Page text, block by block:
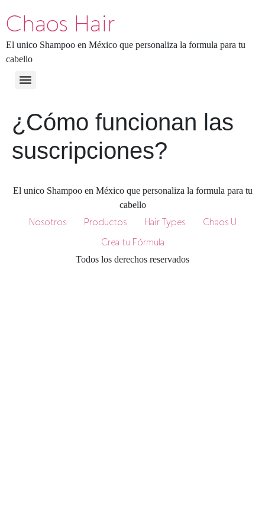
Chaos Hair
El unico Shampoo en México que personaliza la formula para tu
cabello
¿Cómo funcionan las
suscripciones?
El unico Shampoo en México que personaliza la formula para tu
cabello
Nosotros Productos Hair Types
Chaos U
Crea tu Fórmula
Todos los derechos reservados